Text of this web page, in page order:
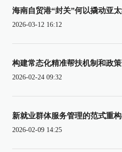
海南自贸港“封关”何以撬动亚
2026-03-12 16:12
构建常态化精准帮扶机制和政
2026-02-24 09:32
新就业群体服务管理的范式重
2026-02-09 14:25